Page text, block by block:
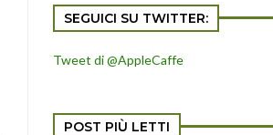
SEGUICI SU TWITTER:
Tweet di @AppleCaffe
POST PIÙ LETTI